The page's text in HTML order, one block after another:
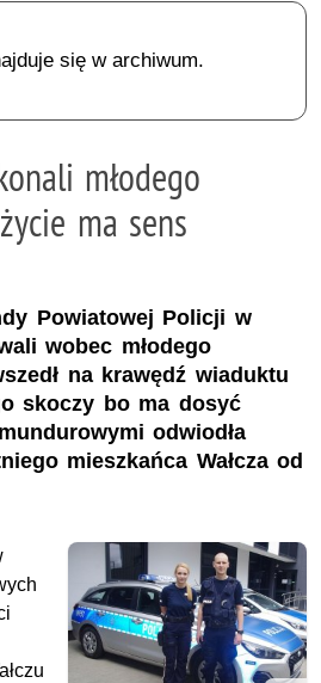
się w archiwum.
młodego
ma sens
Powiatowej Policji w
wobec młodego
na krawędź wiaduktu
skoczy bo ma dosyć
odwiodła
mieszkańca Wałcza od